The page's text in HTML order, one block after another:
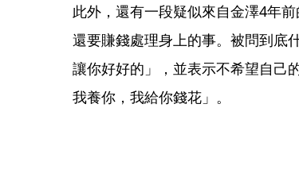
此外，還有一段疑似來自金澤4年
還要賺錢處理身上的事。被問到底
讓你好好的」，並表示不希望自己
我養你，我給你錢花」。